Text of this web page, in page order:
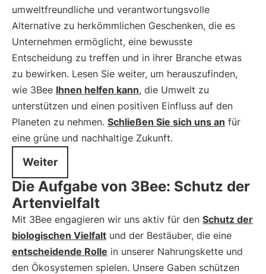
umweltfreundliche und verantwortungsvolle
Alternative zu herkömmlichen Geschenken, die es
Unternehmen ermöglicht, eine bewusste
Entscheidung zu treffen und in ihrer Branche etwas
zu bewirken. Lesen Sie weiter, um herauszufinden,
wie 3Bee Ihnen helfen kann, die Umwelt zu
unterstützen und einen positiven Einfluss auf den
Planeten zu nehmen. Schließen Sie sich uns an für
eine grüne und nachhaltige Zukunft.
Weiter
Die Aufgabe von 3Bee: Schutz der
Artenvielfalt
Mit 3Bee engagieren wir uns aktiv für den Schutz der
biologischen Vielfalt und der Bestäuber, die eine
entscheidende Rolle in unserer Nahrungskette und
den Ökosystemen spielen. Unsere Gaben schützen